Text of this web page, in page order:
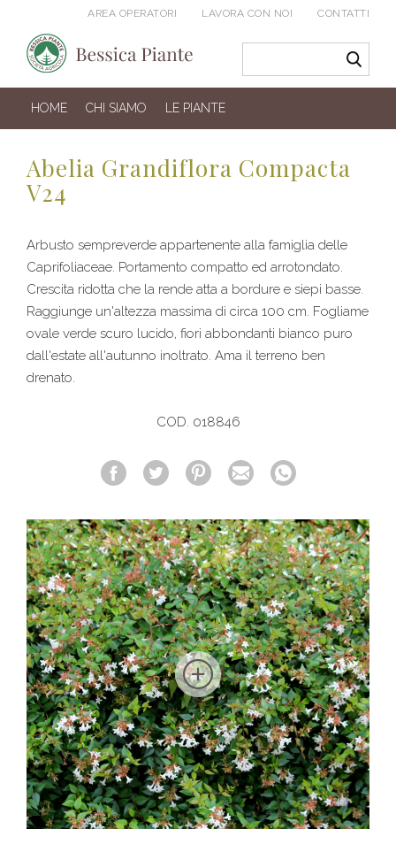
AREA OPERATORI LAVORA CON NOI CONTATTI
HOME CHI SIAMO LE PIANTE
Abelia Grandiflora Compacta
V24
Arbusto sempreverde appartenente alla famiglia delle
Caprifoliaceae. Portamento compatto ed arrotondato.
Crescita ridotta che la rende atta a bordure e siepi basse.
Raggiunge un'altezza massima di circa 100 cm. Fogliame
ovale verde scuro lucido, fiori abbondanti bianco puro
dall'estate all'autunno inoltrato. Ama il terreno ben
drenato.
COD. 018846